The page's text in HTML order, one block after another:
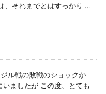
、それまでとはすっかり ...
ル戦の敗戦のショックか
ましたが この度、とても